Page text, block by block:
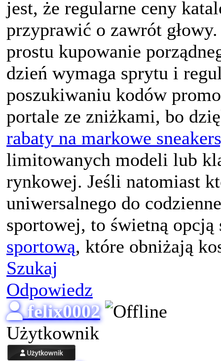
jest, że regularne ceny
przyprawić o zawrót
prostu kupowanie
dzień wymaga sprytu i
poszukiwaniu kodów
portale ze zniżkami, bo
rabaty na markowe
limitowanych modeli lub
rynkowej. Jeśli natomiast
uniwersalnego do
sportowej, to świetną opcją
sportową, które obniżają
Szukaj
Odpowiedz
felix0002
Użytkownik